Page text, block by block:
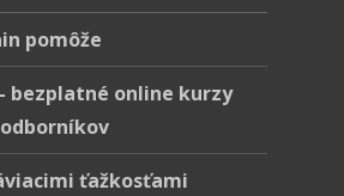
pomôže
bezplatné online kurzy
ťažkosťami